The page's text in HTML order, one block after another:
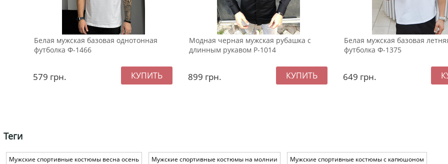
Белая мужская базовая однотонная
футболка Ф-1466
579 грн.
Модная черная мужская рубашка с
длинным рукавом Р-1014
899 грн.
Белая мужская базовая
футболка Ф-1375
649 грн.
Теги
Мужские спортивные костюмы весна осень Мужские спортивные костюмы на молнии Мужские спортивные костюмы с капюшоном